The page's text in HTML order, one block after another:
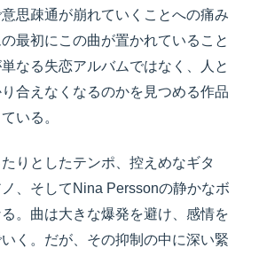
思疎通が崩れていくことへの痛み
最初にこの曲が置かれていること
なる失恋アルバムではなく、人と
合えなくなるのかを見つめる作品
いる。
りとしたテンポ、控えめなギタ
、そしてNina Perssonの静かなボ
。曲は大きな爆発を避け、感情を
く。だが、その抑制の中に深い緊